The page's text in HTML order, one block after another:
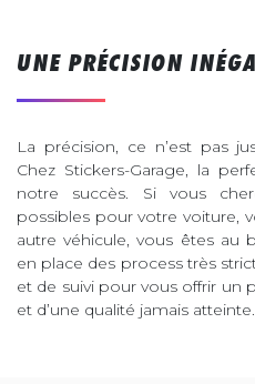
UNE PRÉCISION
La précision, ce n’est pas
Chez Stickers-Garage, la
notre succès. Si vous
possibles pour votre voiture,
autre véhicule, vous êtes au
en place des process très
et de suivi pour vous offrir un
et d’une qualité jamais atteinte.